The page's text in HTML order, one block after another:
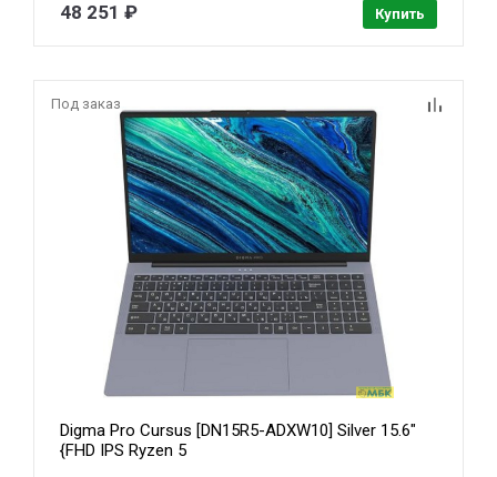
48 251 ₽ Купить
Под заказ
Digma Pro Cursus [DN15R5-ADXW10] Silver 15.6"
{FHD IPS Ryzen 5